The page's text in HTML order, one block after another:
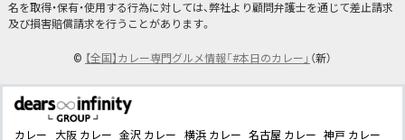
名を取得・保有・使用する行為に対しては、弊社より顧問弁護士を通じて差止請求
及び損害賠償請求を行うことがあります。
© 【全国】カレー専門グルメ情報「#本日のカレー」 （新）
カレー 大阪 カレー 金沢 カレー 横浜 カレー 名古屋 カレー 神戸 カレー